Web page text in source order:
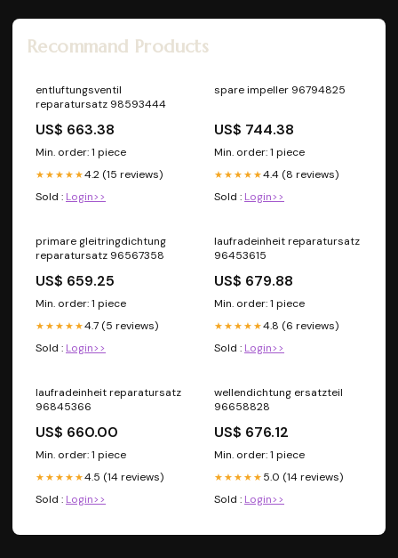
Recommand Products
entluftungsventil
reparatursatz 98593444
US$ 663.38
Min. order: 1 piece
★★★★★4.2 (15 reviews)
Sold : Login>>
spare impeller 96794825
US$ 744.38
Min. order: 1 piece
★★★★★4.4 (8 reviews)
Sold : Login>>
primare gleitringdichtung
reparatursatz 96567358
US$ 659.25
Min. order: 1 piece
★★★★★4.7 (5 reviews)
Sold : Login>>
laufradeinheit reparatursatz
96453615
US$ 679.88
Min. order: 1 piece
★★★★★4.8 (6 reviews)
Sold : Login>>
laufradeinheit reparatursatz
96845366
US$ 660.00
Min. order: 1 piece
★★★★★4.5 (14 reviews)
Sold : Login>>
wellendichtung ersatzteil
96658828
US$ 676.12
Min. order: 1 piece
★★★★★ 5.0 (14 reviews)
Sold : Login>>